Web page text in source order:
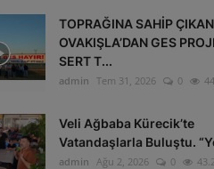
TOPRAĞINA SAHİP ÇIKAN
OVAKIŞLA’DAN GES
SERT T...
admin Tem 31, 2026 0
Veli Ağbaba Kürecik’te
Vatandaşlarla Buluştu.
admin Ağu 2, 2026 0